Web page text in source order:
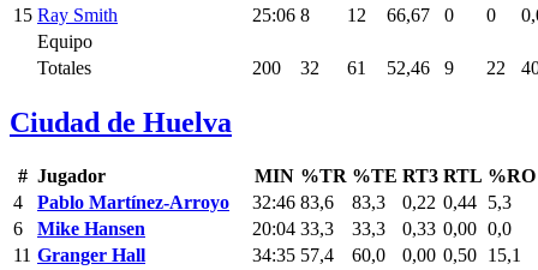
15 Ray Smith 25:06 8 12 66,67 0 0
Equipo
Totales
200 32 61 52,46 9 22
Ciudad de Huelva
# Jugador MIN %TR %TE RT3 RTL %RO
4
Pablo Martínez-Arroyo 32:46 83,6 83,3 0,22 0,44 5,3
6
Mike Hansen 20:04 33,3 33,3 0,33 0,00 0,0
11 Granger Hall 34:35 57,4 60,0 0,00 0,50 15,1